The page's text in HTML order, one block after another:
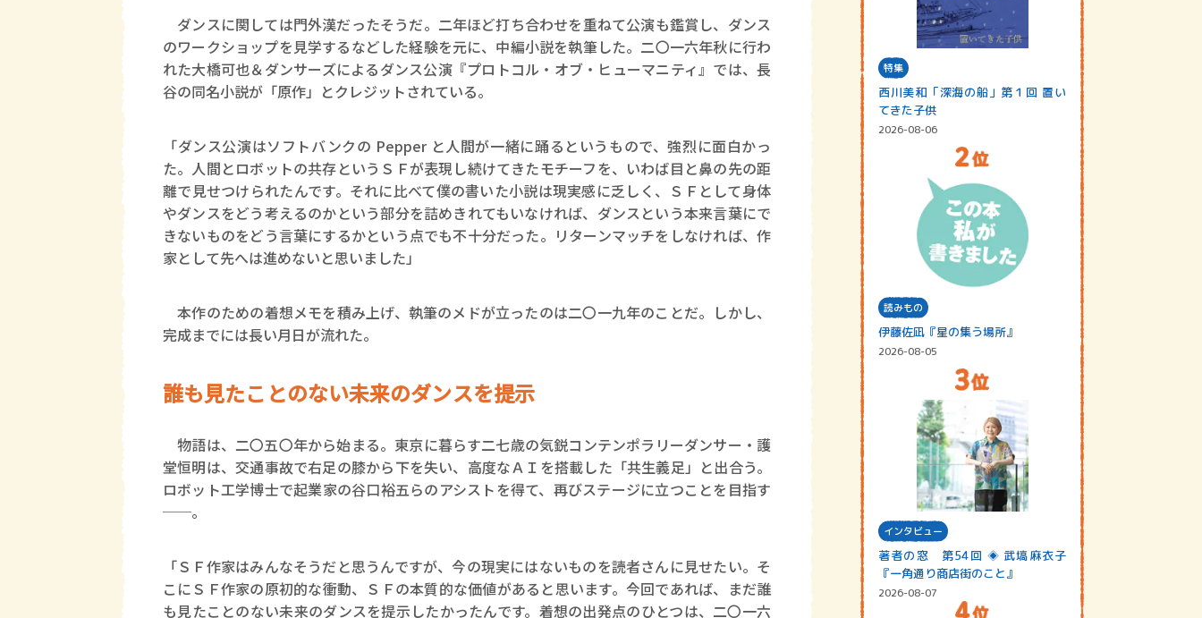
ダンスに関しては門外漢だったそうだ。二年ほど打ち合わせを重ねて公演も鑑賞し、ダンス
のワークショップを見学するなどした経験を元に、中編小説を執筆した。二〇一六年秋に行わ
れた大橋可也＆ダンサーズによるダンス公演『プロトコル・オブ・ヒューマニティ』では、長
谷の同名小説が「原作」とクレジットされている。
「ダンス公演はソフトバンクの Pepper と人間が一緒に踊るというもので、強烈に面白かっ
た。人間とロボットの共存というＳＦが表現し続けてきたモチーフを、いわば目と鼻の先の距
離で見せつけられたんです。それに比べて僕の書いた小説は現実感に乏しく、ＳＦとして身体
やダンスをどう考えるのかという部分を詰めきれてもいなければ、ダンスという本来言葉にで
きないものをどう言葉にするかという点でも不十分だった。リターンマッチをしなければ、作
家として先へは進めないと思いました」
本作のための着想メモを積み上げ、執筆のメドが立ったのは二〇一九年のことだ。しかし、
完成までには長い月日が流れた。
誰も見たことのない未来のダンスを提示
物語は、二〇五〇年から始まる。東京に暮らす二七歳の気鋭コンテンポラリーダンサー・護
堂恒明は、交通事故で右足の膝から下を失い、高度なＡＩを搭載した「共生義足」と出合う。
ロボット工学博士で起業家の谷口裕五らのアシストを得て、再びステージに立つことを目指す
──。
「ＳＦ作家はみんなそうだと思うんですが、今の現実にはないものを読者さんに見せたい。そ
こにＳＦ作家の原初的な衝動、ＳＦの本質的な価値があると思います。今回であれば、まだ誰
も見たことのない未来のダンスを提示したかったんです。着想の出発点のひとつは、二〇一六
特集
西川美和「深海の船」第１回 置い
てきた子供
2026-08-06
読みもの
伊藤佐凪『星の集う場所』
2026-08-05
インタビュー
著者の窓 第54回 ◈ 武塙麻衣子
『一角通り商店街のこと』
2026-08-07